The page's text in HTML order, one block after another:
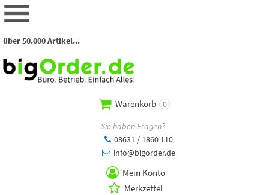
über 50.000 Artikel...
Warenkorb 0
Sie haben Fragen?
08631 / 1860 110
info@bigorder.de
Mein Konto
Merkzettel